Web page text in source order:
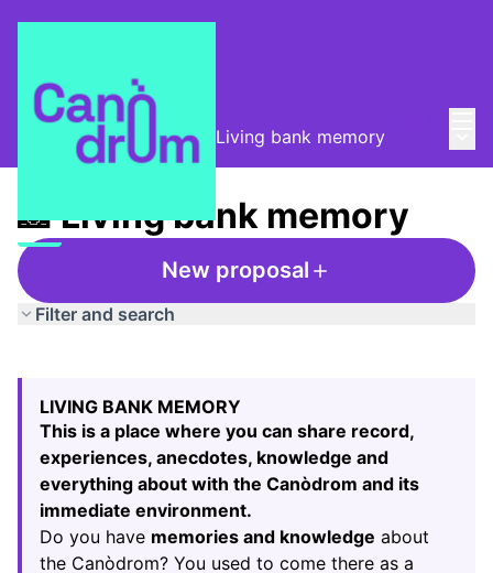
Taula de Memòries / 📸 Living bank memory
📸 Living bank memory
New proposal
Filter and search
−
LIVING BANK MEMORY
This is a place where you can share record,
experiences, anecdotes, knowledge and
everything about with the Canòdrom and its
immediate environment.
Do you have memories and knowledge about
the Canòdrom? You used to come there as a